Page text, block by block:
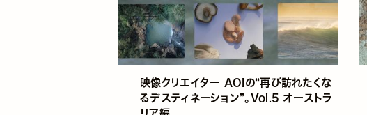
映像クリエイター AOIの“再び訪れたくな
るデスティネーション”。Vol.5 オーストラ